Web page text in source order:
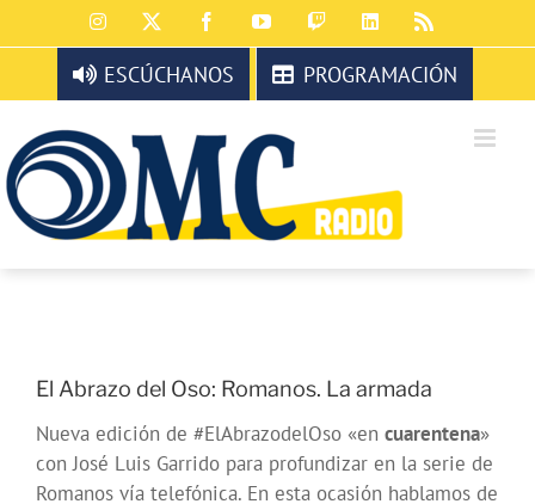
al
contenido
Instagram FacebookYouTubeTwitchLinkedIn
ESCÚCHANOS PROGRAMACIÓN
El Abrazo del Oso: Romanos. La armada
Nueva edición de #ElAbrazodelOso «en cuarentena»
con José Luis Garrido para profundizar en la serie de
Romanos vía telefónica. En esta ocasión hablamos de